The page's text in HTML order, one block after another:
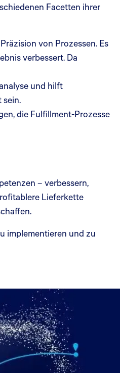
Facetten ihrer
von Prozessen. Es
verbessert. Da
und hilft
sein.
die Fulfillment-Prozesse
– verbessern,
Lieferkette
implementieren und zu